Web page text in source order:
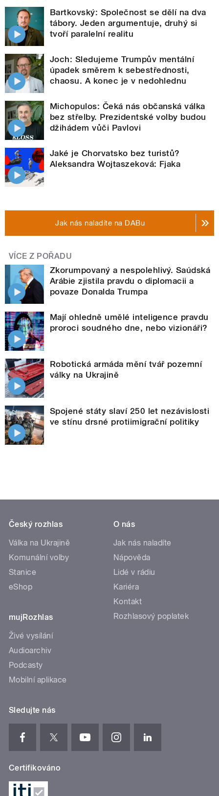
Bartkovský: Společnost se dělí na dva
tábory. Jeden argumentuje, druhý si
tvoří paralelní realitu
Joch: Sledujeme Trumpův mentální
úpadek směrem k sebestřednosti,
chaosu. A konec je v nedohlednu
Michopulos: Čeká nás občanská válka
bez střelby. Prezidentské volby budou
džihádem vůči Pavlovi
Jaké je Chorvatsko bez turistů?
Aleksandra Wojtaszeková: Fjaka
Jak nás naladíte na DABu
VÍCE Z POŘADU
Zkorumpovaný a nespolehlivý. Saúdská
Arábie zjistila pravdu o diplomacii a
povaze Donalda Trumpa
Mají ohledně umělé inteligence pravdu
proroci soudného dne, nebo vizionáři?
Robotická armáda mění tvář pozemní
války na Ukrajině
Spojené státy slaví 250 let nezávislosti
ve stínu drsné protiimigrační politiky
Český rozhlas
Válka na Ukrajině
Komunální volby
Stanice
eShop
mujRozhlas
Živé vysílání
Audioarchiv
Podcasty
Mobilní aplikace
O nás
Jak nás naladíte
Nápověda
Lidé v rádiu
Kariéra
Kontakt
Rozhlasový poplatek
Sledujte nás
Certifikováno